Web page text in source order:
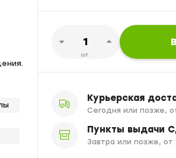
шт.
Курьерская
Сегодня или позже,
Пункты выдачи
Завтра или позже, от